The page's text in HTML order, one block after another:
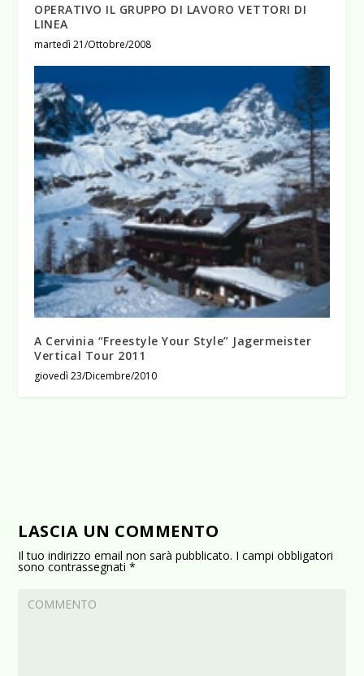
OPERATIVO IL GRUPPO DI LAVORO VETTORI DI
LINEA
martedì 21/Ottobre/2008
A Cervinia “Freestyle Your Style” Jagermeister
Vertical Tour 2011
giovedì 23/Dicembre/2010
LASCIA UN COMMENTO
Il tuo indirizzo email non sarà pubblicato. I campi obbligatori
sono contrassegnati*